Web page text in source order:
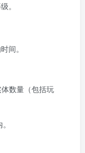
。
间。
数量（包括玩